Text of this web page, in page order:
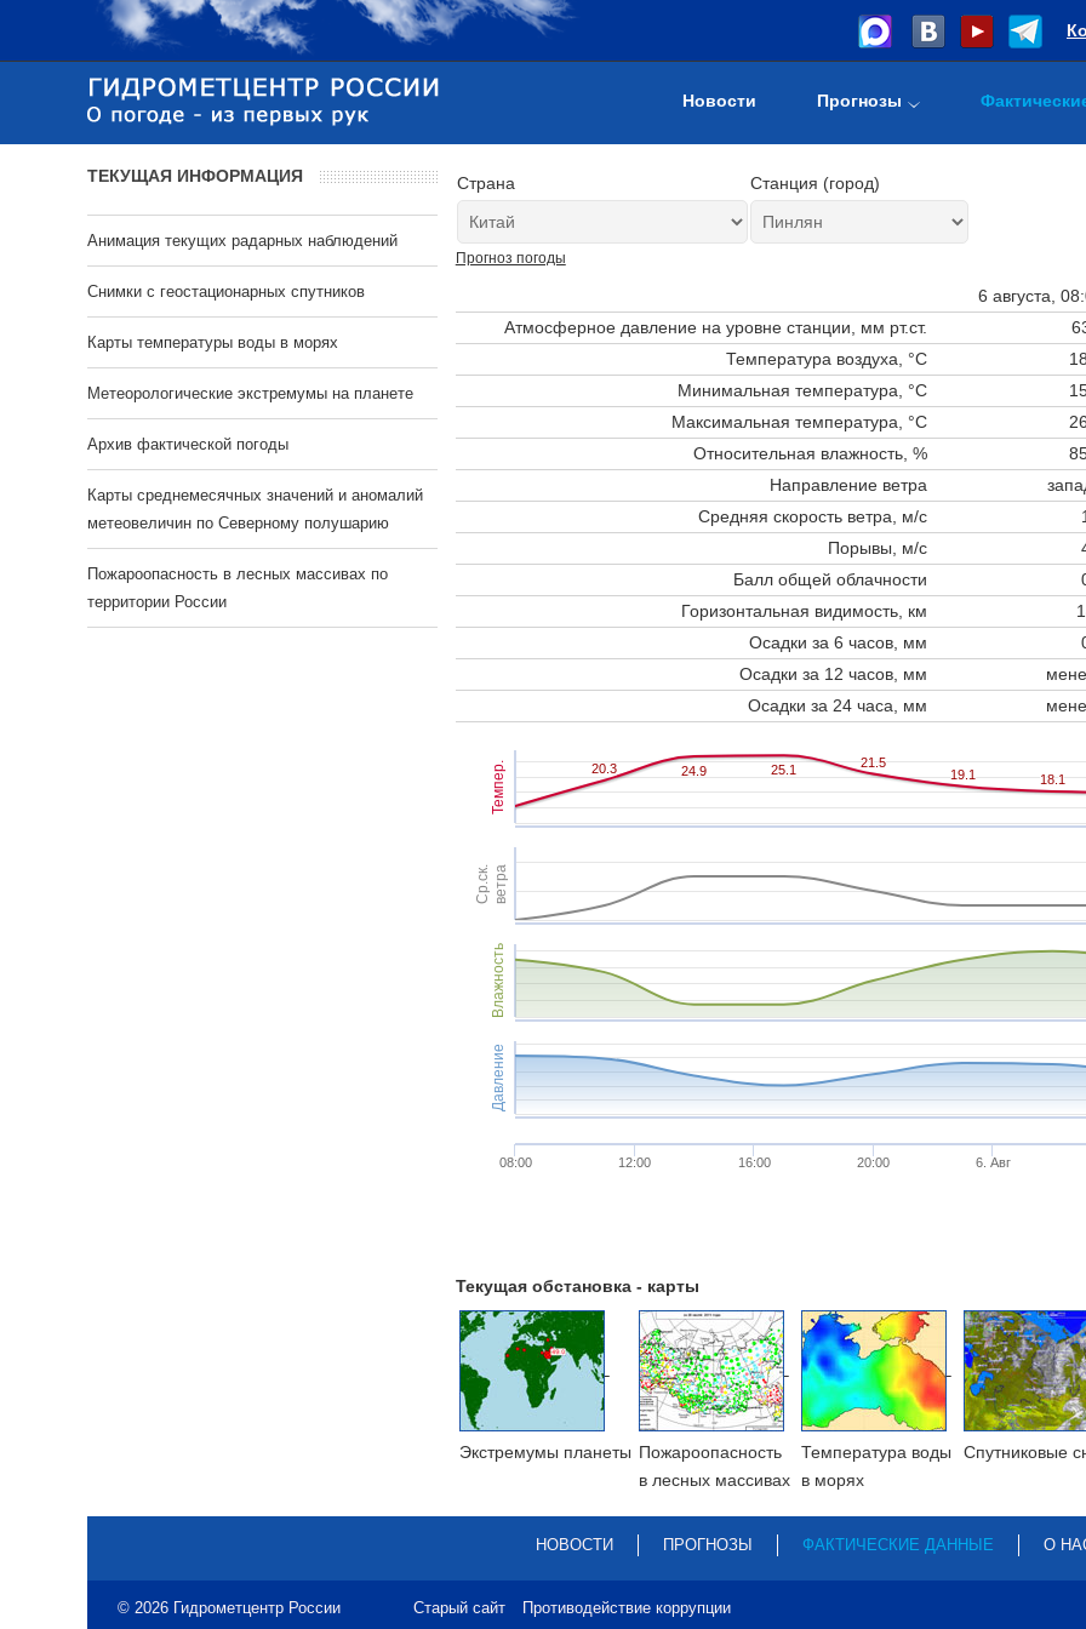
Новости Прогнозы
Страна Станция (город)
Прогноз погоды
6 августа,
Атмосферное давление на уровне станции, мм рт.ст.
Температура воздуха, °C
Минимальная температура, °C
Максимальная температура, °C
Относительная влажность, %
Направление ветра
Средняя скорость ветра, м/с
1
Порывы, м/с
Балл общей облачности
Горизонтальная видимость, км
Осадки за 6 часов, мм
Осадки за 12 часов, мм
Осадки за 24 часа, мм
Темпер.
Ср.ск.ветра
Влажность
Давление
20.3
20.3 24.9
24.9 25.1
25.1 21.5
21.5
19.1
19.1 18.1
18.1
08:00 12:00 16:00 20:00 6. Авг
Текущая обстановка - карты
Экстремумы планеты Пожароопасность
в лесных массивах
Температура воды
в морях
Cпутниковые
ТЕКУЩАЯ ИНФОРМАЦИЯ
Анимация текущих радарных наблюдений
Cнимки с геостационарных спутников
Карты температуры воды в морях
Метеорологические экстремумы на планете
Архив фактической погоды
Карты среднемесячных значений и аномалий
метеовеличин по Северному полушарию
Пожароопасность в лесных массивах по
территории России
НОВОСТИ ПРОГНОЗЫ ФАКТИЧЕСКИЕ ДАННЫЕ О
© 2026 Гидрометцентр России Старый сайт Противодействие коррупции